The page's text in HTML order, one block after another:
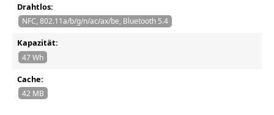
Drahtlos:
NFC, 802.11a/b/g/n/ac/ax/be, Bluetooth 5.4
Kapazität:
47 Wh
Cache:
42 MB